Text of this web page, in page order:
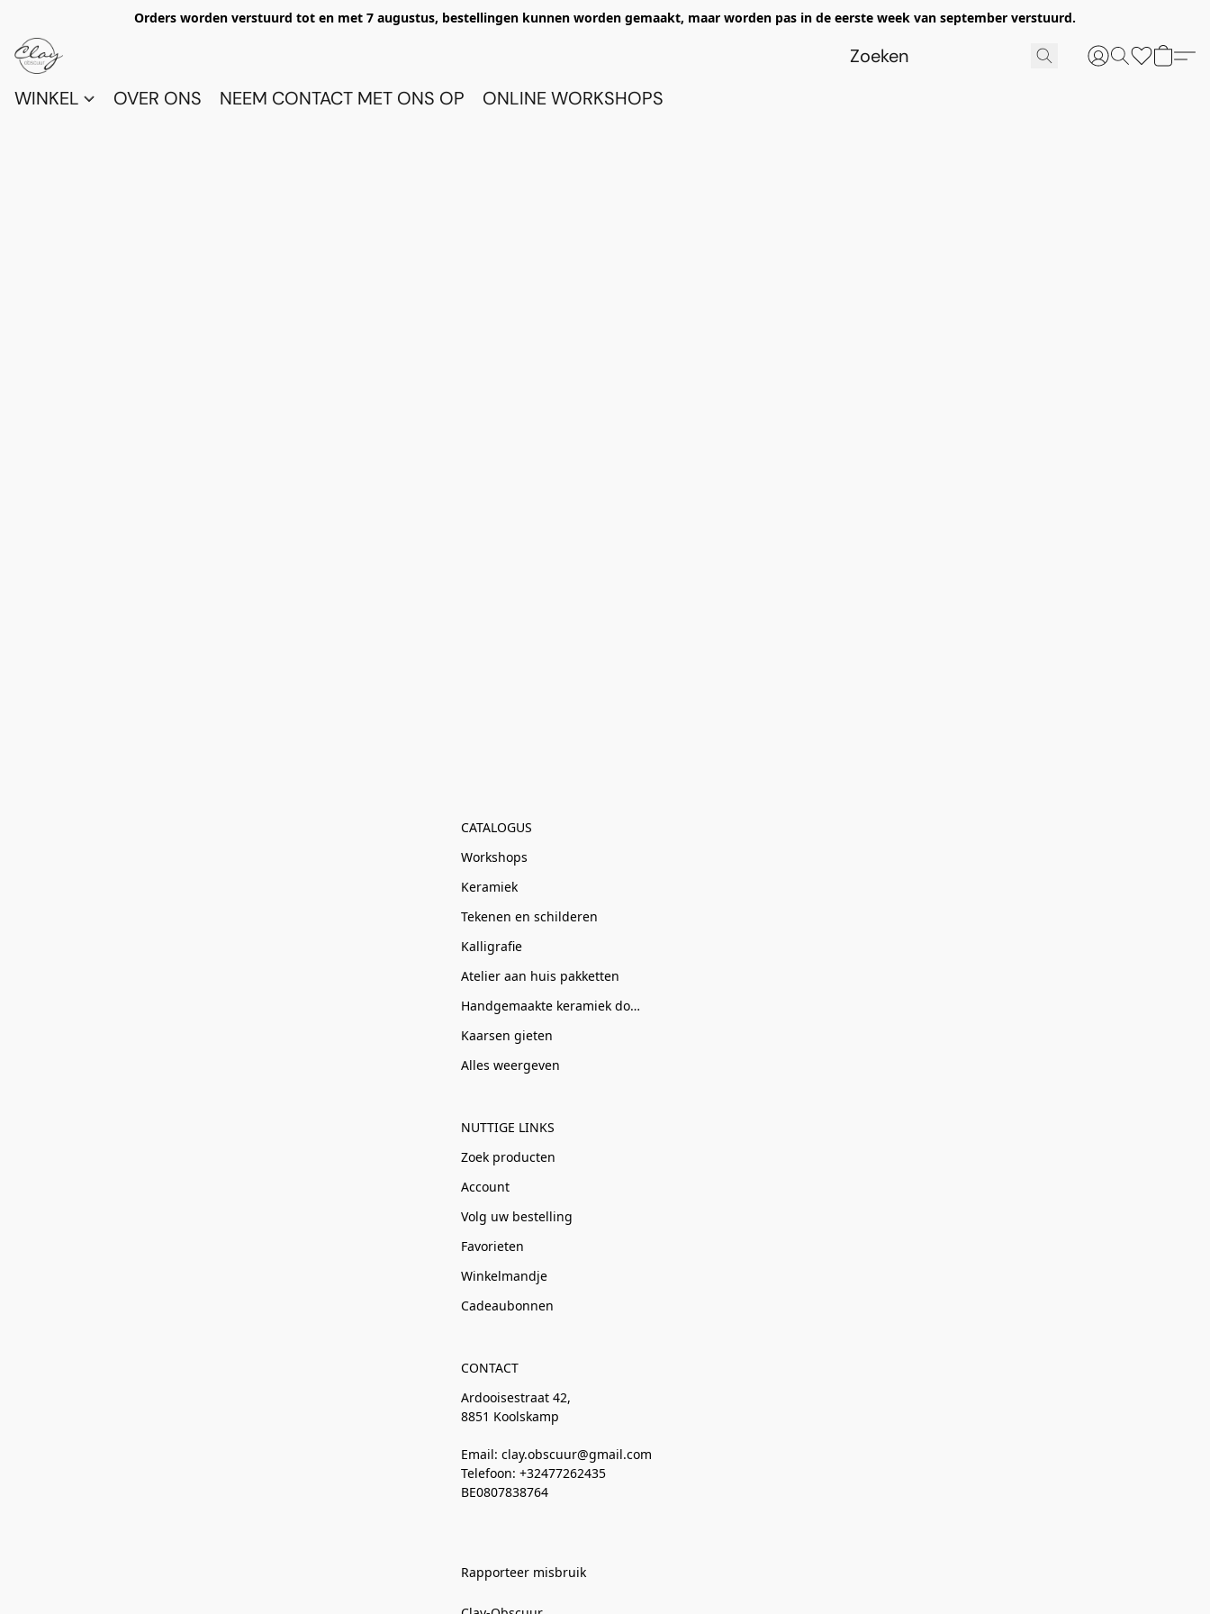
Orders worden verstuurd tot en met 7 augustus, bestellingen kunnen worden gemaakt, maar worden pas in de eerste week van september verstuurd.
WINKEL OVER ONS NEEM CONTACT MET ONS OP ONLINE WORKSHOPS
CATALOGUS
Workshops
Keramiek
Tekenen en schilderen
Kalligrafie
Atelier aan huis pakketten
Handgemaakte keramiek door Clay-Obscuur
Kaarsen gieten
Alles weergeven
NUTTIGE LINKS
Zoek producten
Account
Volg uw bestelling
Favorieten
Winkelmandje
Cadeaubonnen
CONTACT
Ardooisestraat 42,
8851 Koolskamp
Email: clay.obscuur@gmail.com
Telefoon: +32477262435
BE0807838764
Rapporteer misbruik